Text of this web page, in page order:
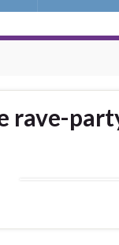
rave-